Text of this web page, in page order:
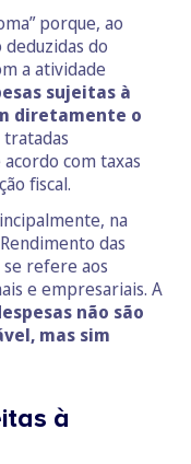
porque, ao
do
a atividade
sujeitas à
diretamente o
tratadas
com taxas
fiscal.
na
das
se refere aos
e empresariais. A
não são
mas sim
à